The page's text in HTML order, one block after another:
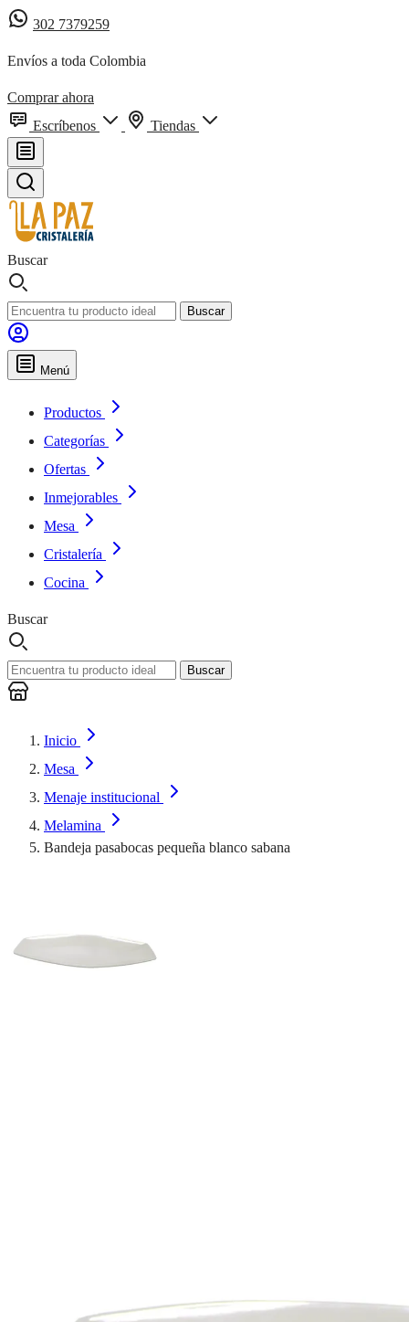
302 7379259
Envíos a toda Colombia
Comprar ahora
Escríbenos
Tiendas
Buscar
Buscar
Menú
Productos
Categorías
Ofertas
Inmejorables
Mesa
Cristalería
Cocina
Buscar
Buscar
Inicio
Mesa
Menaje institucional
Melamina
Bandeja pasabocas pequeña blanco sabana